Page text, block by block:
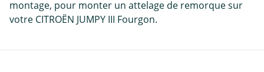
montage, pour monter un attelage de remorque sur
votre CITROËN JUMPY III Fourgon.